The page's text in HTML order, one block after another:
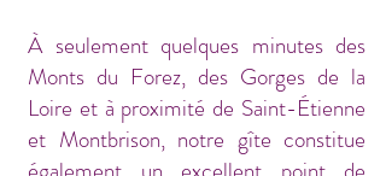
À seulement quelques minutes des
Monts du Forez, des Gorges de la
Loire et à proximité de Saint-Étienne
et Montbrison, notre gîte constitue